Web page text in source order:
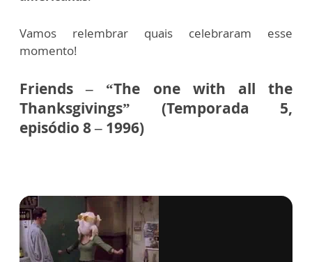
Vamos relembrar quais celebraram esse
momento!
Friends – “The one with all the
Thanksgivings” (Temporada 5,
episódio 8 – 1996)